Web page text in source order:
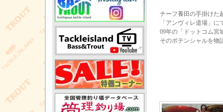
チーフ養田の手掛けた
「アンヴィレ道場」
09年の「ドットコム宮
そのポテンシャルを物